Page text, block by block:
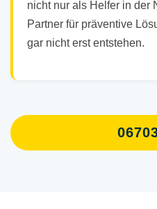
nicht nur als Helfer in der
Partner für präventive
gar nicht erst entstehen.